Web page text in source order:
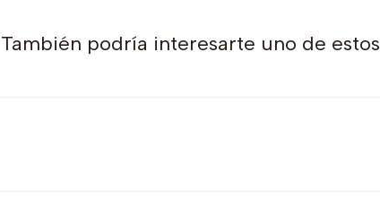
También podría interesarte uno de estos